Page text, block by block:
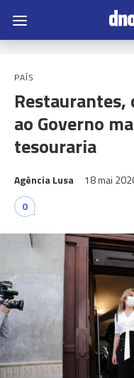
PAÍS
Restaurantes,
ao Governo
tesouraria
Agência Lusa 18 mai
0